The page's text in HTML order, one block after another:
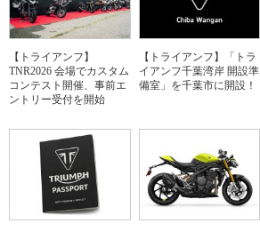
【トライアンフ】
TNR2026 会場でカスタム
コンテスト開催、事前エ
ントリー受付を開始
【トライアンフ】「トラ
イアンフ千葉湾岸 開設準
備室」を千葉市に開設！